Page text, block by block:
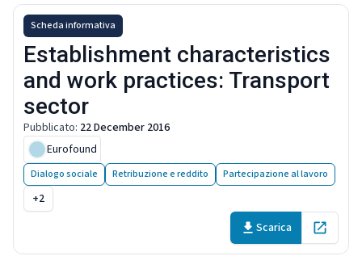
Scheda informativa
Establishment characteristics
and work practices: Transport
sector
Pubblicato: 22 December 2016
Eurofound
Dialogo sociale Retribuzione e reddito Partecipazione al lavoro
+2
Scarica
Open in